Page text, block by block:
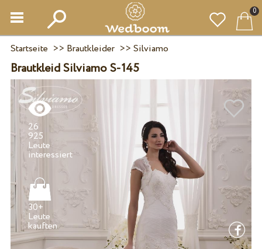
0
Startseite >> Brautkleider>> Silviamo
Brautkleid Silviamo S-145
26
925
Leute
interessiert
30+
Leute
kauften